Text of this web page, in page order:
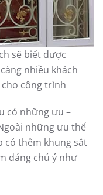
sẽ biết được
nhiều khách
công trình
có những ưu –
những ưu thế
có thêm khung sắt
đáng chú ý như